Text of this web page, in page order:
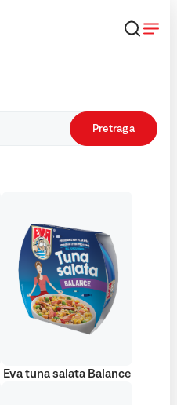
Pretraga
Eva tuna salata Balance